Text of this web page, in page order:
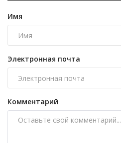
Имя
Электронная почта
Комментарий